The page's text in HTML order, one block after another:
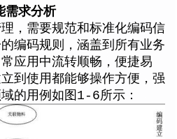
需求分析
，需要规范和标准化编码信
编码规则，涵盖到所有业务
应用中流转顺畅，便捷易
到使用都能够操作方便，强
的用例如图1-6所示：